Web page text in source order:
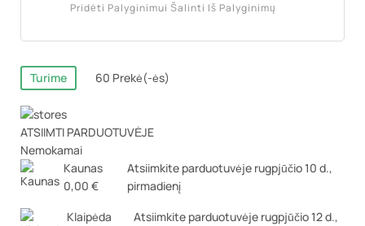
Pridėti Palyginimui Šalinti Iš Palyginimų
Turime 60 Prekė(-ės)
ATSIIMTI PARDUOTUVĖJE
Nemokamai
Kaunas
0,00 €
Atsiimkite parduotuvėje rugpjūčio 10 d.,
pirmadienį
Klaipėda
Atsiimkite parduotuvėje rugpjūčio 12 d.,